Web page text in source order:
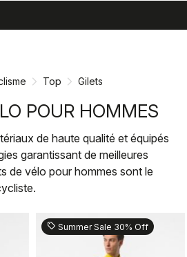
Top Gilets
POUR HOMMES
de haute qualité et équipés
garantissant de meilleures
de vélo pour hommes sont le
sell Summer Sale 30% Off